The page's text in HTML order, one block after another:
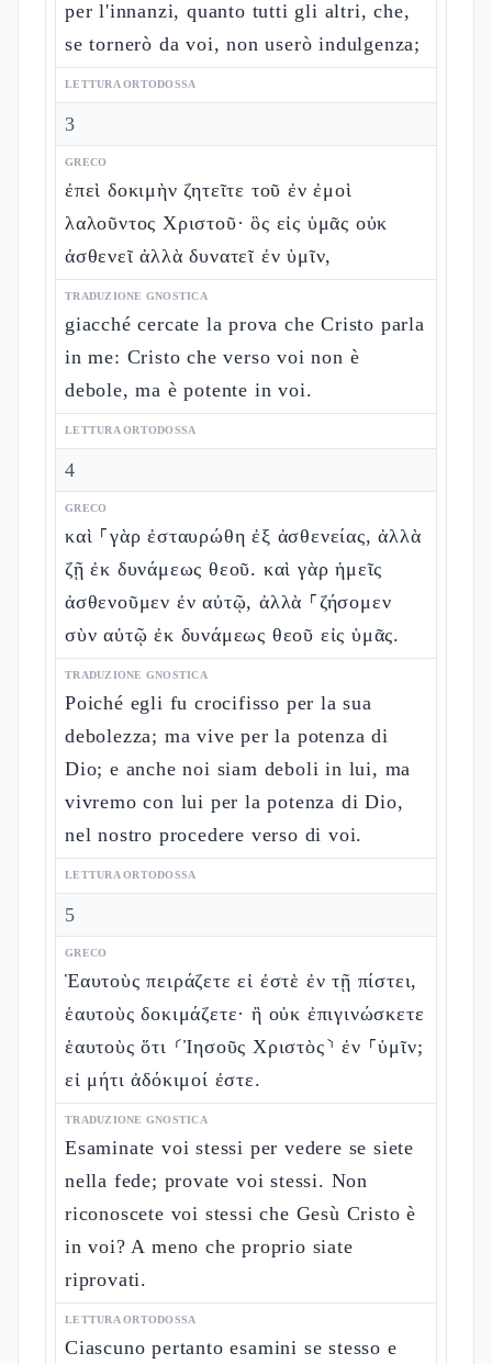
per l'innanzi, quanto tutti gli altri, che,
se tornerò da voi, non userò indulgenza;
LETTURA ORTODOSSA
3
GRECO
ἐπεὶ δοκιμὴν ζητεῖτε τοῦ ἐν ἐμοὶ
λαλοῦντος Χριστοῦ· ὃς εἰς ὑμᾶς οὐκ
ἀσθενεῖ ἀλλὰ δυνατεῖ ἐν ὑμῖν,
TRADUZIONE GNOSTICA
giacché cercate la prova che Cristo parla
in me: Cristo che verso voi non è
debole, ma è potente in voi.
LETTURA ORTODOSSA
4
GRECO
καὶ ⸀γὰρ ἐσταυρώθη ἐξ ἀσθενείας, ἀλλὰ
ζῇ ἐκ δυνάμεως θεοῦ. καὶ γὰρ ἡμεῖς
ἀσθενοῦμεν ἐν αὐτῷ, ἀλλὰ ⸀ζήσομεν
σὺν αὐτῷ ἐκ δυνάμεως θεοῦ εἰς ὑμᾶς.
TRADUZIONE GNOSTICA
Poiché egli fu crocifisso per la sua
debolezza; ma vive per la potenza di
Dio; e anche noi siam deboli in lui, ma
vivremo con lui per la potenza di Dio,
nel nostro procedere verso di voi.
LETTURA ORTODOSSA
5
GRECO
Ἑαυτοὺς πειράζετε εἰ ἐστὲ ἐν τῇ πίστει,
ἑαυτοὺς δοκιμάζετε· ἢ οὐκ ἐπιγινώσκετε
ἑαυτοὺς ὅτι ⸂Ἰησοῦς Χριστὸς⸃ ἐν ⸀ὑμῖν;
εἰ μήτι ἀδόκιμοί ἐστε.
TRADUZIONE GNOSTICA
Esaminate voi stessi per vedere se siete
nella fede; provate voi stessi. Non
riconoscete voi stessi che Gesù Cristo è
in voi? A meno che proprio siate
riprovati.
LETTURA ORTODOSSA
Ciascuno pertanto esamini se stesso e